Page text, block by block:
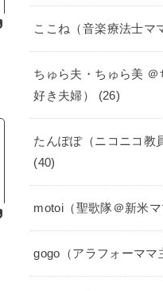
ここね（音楽療法士マ
ちゅら夫・ちゅら美
好き夫婦） (26)
たんぽぽ（ニコニコ教
(40)
motoi（聖歌隊＠新米マ
gogo（アラフォーママ